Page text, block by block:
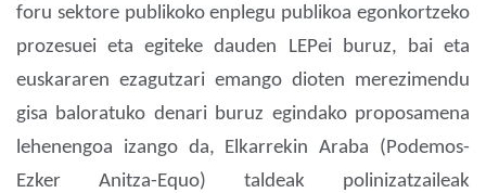
foru sektore publikoko enplegu publikoa egonkortzeko
prozesuei eta egiteke dauden LEPei buruz, bai eta
euskararen ezagutzari emango dioten merezimendu
gisa baloratuko denari buruz egindako proposamena
lehenengoa izango da, Elkarrekin Araba (Podemos-
Ezker Anitza-Equo) taldeak polinizatzaileak